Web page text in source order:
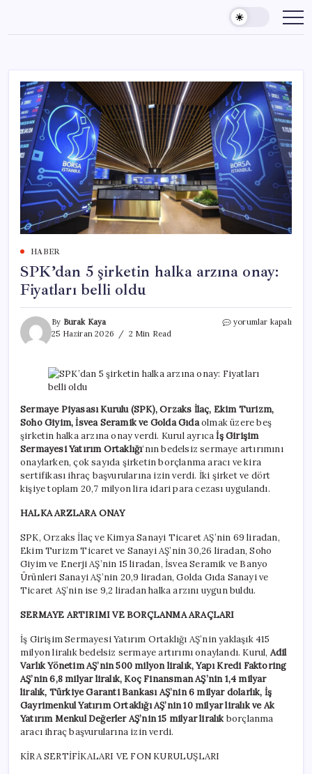
content
HABER
SPK’dan 5 şirketin halka arzına onay:
Fiyatları belli oldu
By Burak Kaya
25 Haziran 2026
2 Min Read
SPK’dan
arzına
onay:
belli
için
yorumlar kapalı
Sermaye Piyasası Kurulu (SPK), Orzaks İlaç, Ekim Turizm,
Soho Giyim, İsvea Seramik ve Golda Gıdaolmak üzere beş
şirketin halka arzına onay verdi. Kurul ayrıcaİş Girişim
Sermayesi Yatırım Ortaklığı‘nın bedelsiz sermaye artırımını
onaylarken, çok sayıda şirketin borçlanma aracı ve kira
sertifikası ihraç başvurularına izin verdi. İki şirket ve dört
kişiye toplam 20,7 milyon lira idari para cezası uygulandı.
HALKA ARZLARA ONAY
SPK, Orzaks İlaç ve Kimya Sanayi Ticaret AŞ’nin 69 liradan,
Ekim Turizm Ticaret ve Sanayi AŞ’nin 30,26 liradan, Soho
Giyim ve Enerji AŞ’nin 15 liradan, İsvea Seramik ve Banyo
Ürünleri Sanayi AŞ’nin 20,9 liradan, Golda Gıda Sanayi ve
Ticaret AŞ’nin ise 9,2 liradan halka arzını uygun buldu.
SERMAYE ARTIRIMI VE BORÇLANMA ARAÇLARI
İş Girişim Sermayesi Yatırım Ortaklığı AŞ’nin yaklaşık 415
milyon liralık bedelsiz sermaye artırımı onaylandı. Kurul, Adil
Varlık Yönetim AŞ’nin 500 milyon liralık, Yapı Kredi Faktoring
AŞ’nin 6,8 milyar liralık, Koç Finansman AŞ’nin 1,4 milyar
liralık, Türkiye Garanti Bankası AŞ’nin 6 milyar dolarlık, İş
Gayrimenkul Yatırım Ortaklığı AŞ’nin 10 milyar liralık ve Ak
Yatırım Menkul Değerler AŞ’nin 15 milyar liralık borçlanma
aracı ihraç başvurularına izin verdi.
KİRA SERTİFİKALARI VE FON KURULUŞLARI